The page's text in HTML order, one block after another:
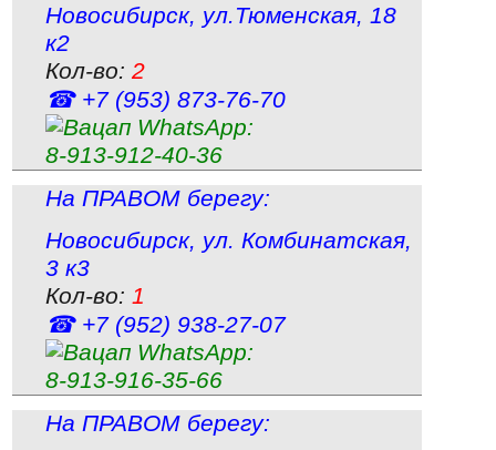
Новосибирск, ул.Тюменская, 18
к2
Кол-во: 2
☎ +7 (953) 873‑76‑70
WhatsApp:
8‑913‑912‑40‑36
На ПРАВОМ берегу:
Новосибирск, ул. Комбинатская,
3 к3
Кол-во: 1
☎ +7 (952) 938‑27‑07
WhatsApp:
8‑913‑916‑35‑66
На ПРАВОМ берегу: